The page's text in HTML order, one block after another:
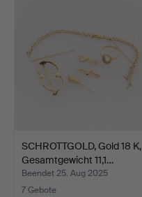
SCHROTTGOLD, Gold 18 K,
Gesamtgewicht 11,1…
Beendet 25. Aug 2025
7 Gebote